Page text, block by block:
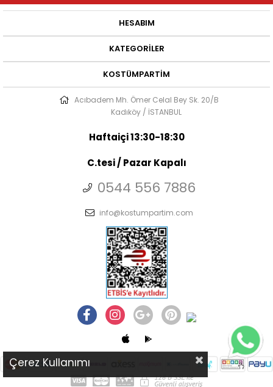
HESABIM
KATEGORILER
KOSTÜMPARTIM
Acıbadem Mh. Ömer Celal Bey Sk. 20/B
Kadıköy / İSTANBUL
Haftaiçi 13:30-18:30
C.tesi / Pazar Kapalı
0544 556 7886
info@kostumpartim.com
Çerez Kullanımı